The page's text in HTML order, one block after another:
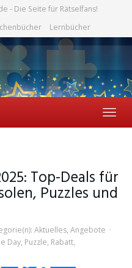
- Die Seite für Rätselfans!
Lernbücher
Top-Deals für
Puzzles und
Aktuelles, Angebote
Day, Puzzle, Rabatt,